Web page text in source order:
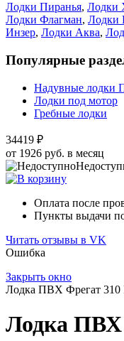
Лодки Пиранья, Лодки
Лодки Флагман, Лодки
Инзер, Лодки Аква,
Популярные
Надувные лодки
Лодки под мотор
Гребные лодки
34419 ₽
от 1926 руб. в месяц
Оплата после
Пункты выдачи
Читать отзывы в VK
Ошибка
Закрыть окно
Лодка ПВХ Фрегат 310
Лодка ПВХ